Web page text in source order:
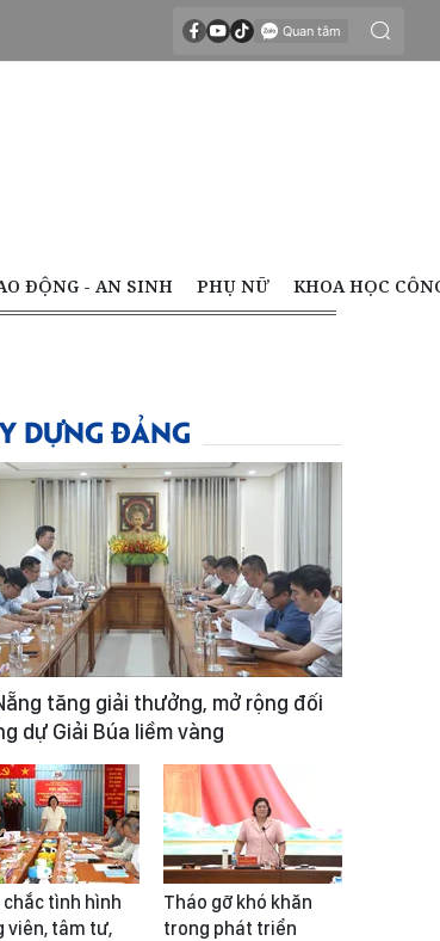
ĐỘNG - AN SINH PHỤ NỮ KHOA HỌC
DỰNG ĐẢNG
tăng giải thưởng, mở rộng đối
dự Giải Búa liềm vàng
chắc tình hình
viên, tâm tư,
Tháo gỡ khó khăn
trong phát triển